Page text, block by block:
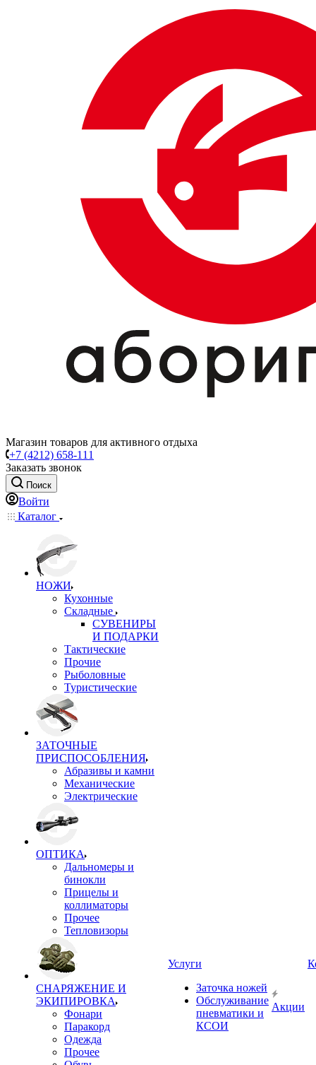
Магазин товаров для активного отдыха
+7 (4212) 658-111
Заказать звонок
Поиск
Войти
Каталог
НОЖИ
Кухонные
Складные
СУВЕНИРЫ
И ПОДАРКИ
Тактические
Прочие
Рыболовные
Туристические
ЗАТОЧНЫЕ
ПРИСПОСОБЛЕНИЯ
Абразивы и камни
Механические
Электрические
ОПТИКА
Дальномеры и
бинокли
Прицелы и
коллиматоры
Прочее
Тепловизоры
СНАРЯЖЕНИЕ И
ЭКИПИРОВКА
Фонари
Паракорд
Одежда
Прочее
Услуги
Заточка ножей
Обслуживание
пневматики и
КСОИ
Акции